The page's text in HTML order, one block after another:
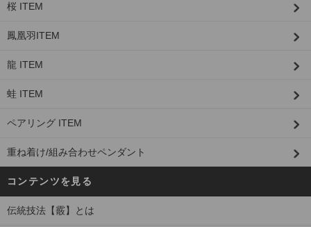
桜 ITEM
鳳凰羽ITEM
龍 ITEM
蛙 ITEM
ペアリング ITEM
重ね着け/組み合わせペンダント
コンテンツを見る
伝統技法【霰】とは